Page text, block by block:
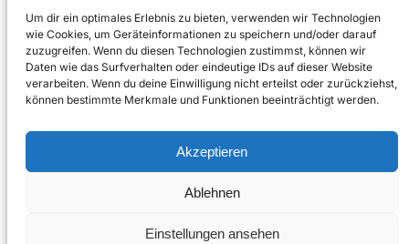
Um dir ein optimales Erlebnis zu bieten, verwenden wir Technologien
wie Cookies, um Geräteinformationen zu speichern und/oder darauf
zuzugreifen. Wenn du diesen Technologien zustimmst, können wir
Daten wie das Surfverhalten oder eindeutige IDs auf dieser Website
verarbeiten. Wenn du deine Einwilligung nicht erteilst oder zurückziehst,
können bestimmte Merkmale und Funktionen beeinträchtigt werden.
Akzeptieren
Ablehnen
Einstellungen ansehen
Lecker essen – gesund leben.
Kontakt
Copyright © 2026 Designed by